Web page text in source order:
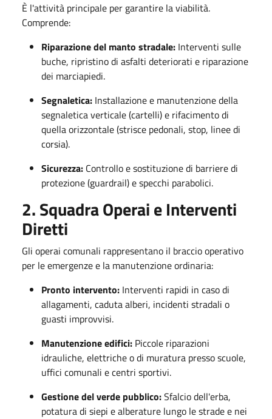
È l'attività principale per garantire la viabilità.
Comprende:
Riparazione del manto stradale: Interventi sulle
buche, ripristino di asfalti deteriorati e riparazione
dei marciapiedi.
Segnaletica: Installazione e manutenzione della
segnaletica verticale (cartelli) e rifacimento di
quella orizzontale (strisce pedonali, stop, linee di
corsia).
Sicurezza: Controllo e sostituzione di barriere di
protezione (guardrail) e specchi parabolici.
2. Squadra Operai e Interventi
Diretti
Gli operai comunali rappresentano il braccio operativo
per le emergenze e la manutenzione ordinaria:
Pronto intervento: Interventi rapidi in caso di
allagamenti, caduta alberi, incidenti stradali o
guasti improvvisi.
Manutenzione edifici: Piccole riparazioni
idrauliche, elettriche o di muratura presso scuole,
uffici comunali e centri sportivi.
Gestione del verde pubblico:Sfalcio dell'erba,
potatura di siepi e alberature lungo le strade e nei